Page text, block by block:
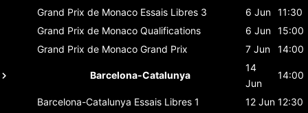
Grand Prix de Monaco Essais Libres 3 6 Jun 11:30
Grand Prix de Monaco Qualifications 6 Jun 15:00
Grand Prix de Monaco Grand Prix 7 Jun 14:00
Barcelona-Catalunya
14
Jun
14:00
Barcelona-Catalunya Essais Libres 1 12 Jun 12:30